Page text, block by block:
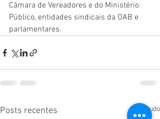
Câmara de Vereadores e do Ministério
Público, entidades sindicais da OAB e
parlamentares.
Posts recentes Ver tudo